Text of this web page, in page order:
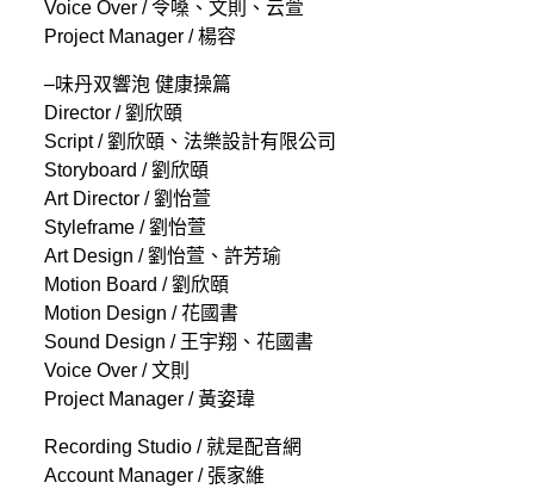
Voice Over / 令嗓、文則、云萱
Project Manager / 楊容
–味丹双響泡 健康操篇
Director / 劉欣頤
Script / 劉欣頤、法樂設計有限公司
Storyboard / 劉欣頤
Art Director / 劉怡萱
Styleframe / 劉怡萱
Art Design / 劉怡萱、許芳瑜
Motion Board / 劉欣頤
Motion Design / 花國書
Sound Design / 王宇翔、花國書
Voice Over / 文則
Project Manager / 黃姿瑋
Recording Studio / 就是配音網
Account Manager / 張家維